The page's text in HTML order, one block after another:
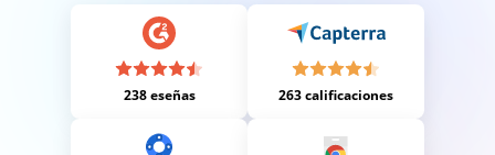
238 eseñas 263 calificaciones